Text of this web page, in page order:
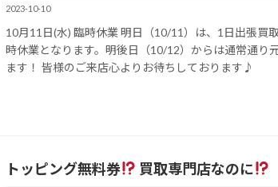
2023-10-10
10月11日(水) 臨時休業 明日（10/11）は、1日出張買
時休業となります。明後日（10/12）からは通常通り
ます！ 皆様のご来店心よりお待ちしております♪
トッピング無料券 買取専門店なのに